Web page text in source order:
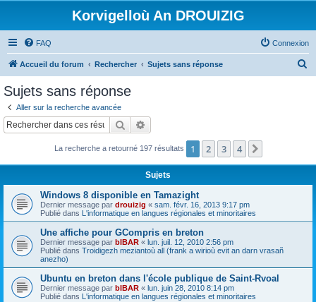
Korvigelloù An DROUIZIG
FAQ Connexion
Accueil du forum Rechercher Sujets sans réponse
c
Sujets sans réponse
Aller sur la recherche avancée
Rechercher
La recherche a retourné 197 résultats 1 2 3 4
Sujets
Windows 8 disponible en Tamazight
Dernier message par drouizig « sam. févr. 16, 2013 9:17 pm
Publié dans L'informatique en langues régionales et minoritaires
Une affiche pour GCompris en breton
Dernier message par bIBAR « lun. juil. 12, 2010 2:56 pm
Publié dans Troidigezh meziantoù all (frank a wirioù evit an darn vrasañ
anezho)
Ubuntu en breton dans l'école publique de Saint-Rvoal
Dernier message par bIBAR « lun. juin 28, 2010 8:14 pm
Publié dans L'informatique en langues régionales et minoritaires